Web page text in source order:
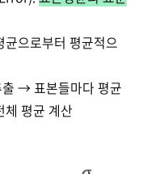
으로부터 평균적으
→ 표본들마다 평균
평균 계산